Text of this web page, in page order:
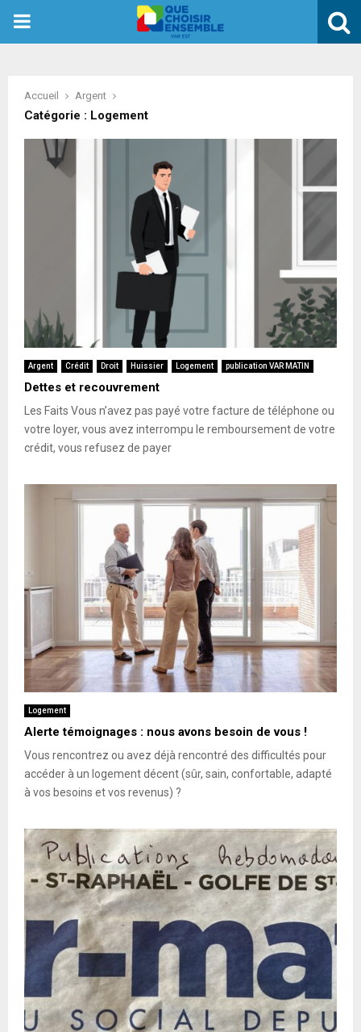
PRIMARY
Accueil Argent
Catégorie : Logement
Argent Crédit Droit Huissier Logement publication VAR MATIN
Dettes et recouvrement
Les Faits Vous n’avez pas payé votre facture de téléphone ou
votre loyer, vous avez interrompu le remboursement de votre
crédit, vous refusez de payer
Logement
Alerte témoignages : nous avons besoin de vous !
Vous rencontrez ou avez déjà rencontré des difficultés pour
accéder à un logement décent (sûr, sain, confortable, adapté
à vos besoins et vos revenus) ?